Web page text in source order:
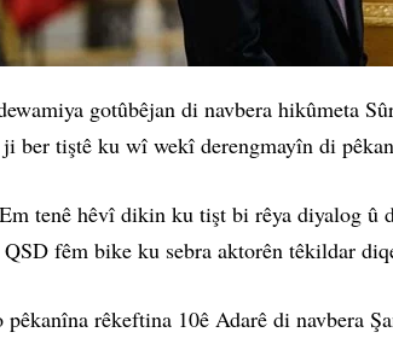
gotûbêjan di navbera hikûmeta
ber tiştê ku wî wekî derengmayîn di
tenê hêvî dikin ku tişt bi rêya diyalog û
fêm bike ku sebra aktorên têkildar
rêkeftina 10ê Adarê di navbera